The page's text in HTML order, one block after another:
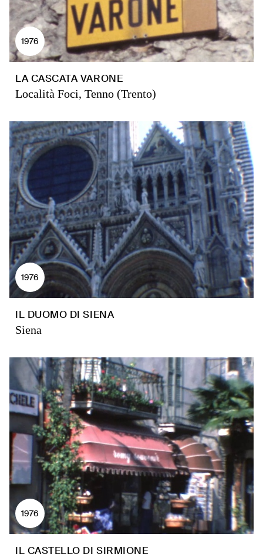
1976
LA CASCATA VARONE
Località Foci, Tenno (Trento)
1976
IL DUOMO DI SIENA
Siena
1976
IL CASTELLO DI SIRMIONE